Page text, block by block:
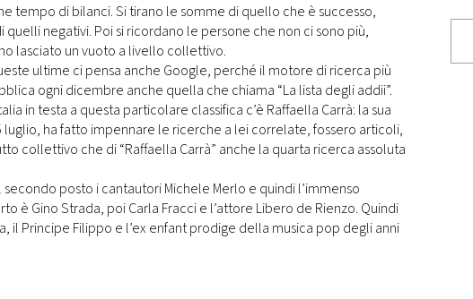
tempo di bilanci. Si tirano le somme di quello che è successo,
quelli negativi. Poi si ricordano le persone che non ci sono più,
lasciato un vuoto a livello collettivo.
ultime ci pensa anche Google, perché il motore di ricerca più
ogni dicembre anche quella che chiama “La lista degli addii”.
in testa a questa particolare classifica c’è Raffaella Carrà: la sua
luglio, ha fatto impennare le ricerche a lei correlate, fossero articoli,
collettivo che di “Raffaella Carrà” anche la quarta ricerca assoluta
secondo posto i cantautori Michele Merlo e quindi l’immenso
è Gino Strada, poi Carla Fracci e l’attore Libero de Rienzo. Quindi
il Principe Filippo e l’ex enfant prodige della musica pop degli anni